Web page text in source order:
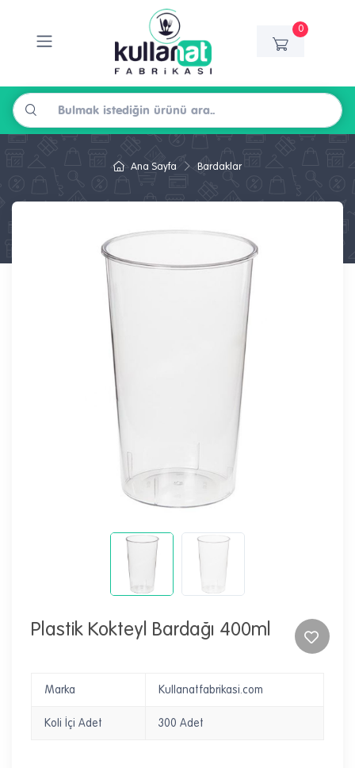
0
Ana Sayfa Bardaklar
Plastik Kokteyl Bardağı 400ml
Marka Kullanatfabrikasi.com
Koli İçi Adet 300 Adet